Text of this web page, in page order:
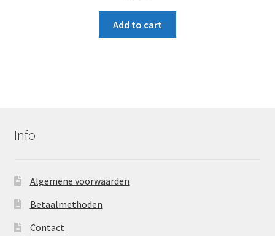
Add to cart
Info
Algemene voorwaarden
Betaalmethoden
Contact